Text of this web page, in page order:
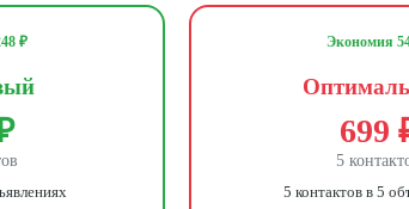
₽ Экономия
699
5
5 контактов в 5